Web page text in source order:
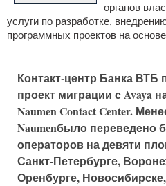
органов
услуги по разработке,
программных проектов на
Контакт-центр Банка
проект миграции с Avaya
Naumen Contact Center.
Naumenбыло переведено
операторов на девяти
Санкт-Петербурге,
Оренбурге,